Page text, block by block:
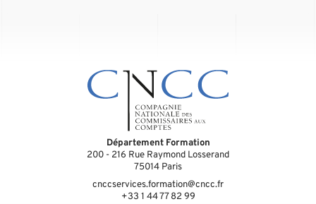
Département Formation
200 - 216 Rue Raymond Losserand
75014 Paris
cnccservices.formation@cncc.fr
+33 1 44 77 82 99